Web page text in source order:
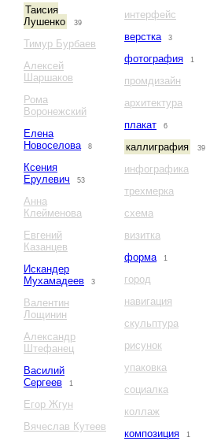
Таисия
Лушенко
39
Тимур Бурбаев
Алексей
Шаршаков
Рома
Воронежский
Елена
Новоселова
8
Ксения
Ерулевич
53
Анна
Клейменова
Евгений
Казанцев
Искандер
Мухамадеев
3
Валентин
Лощинин
Александр
Штефанец
Василий
Сергеев
1
Егор Жгун
Вячеслав Кутеев
интерфейс
верстка
3
фотография 1
промдизайн
архитектура
плакат
6
каллиграфия 39
инфографика
трехмерка
схема
визитка
форма
1
город
навигация
скульптура
рисунок
упаковка
социалка
коллаж
композиция
1